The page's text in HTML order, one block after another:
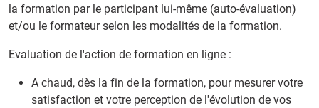
la formation par le participant lui-même (auto-évaluation)
et/ou le formateur selon les modalités de la formation.
Evaluation de l'action de formation en ligne :
A chaud, dès la fin de la formation, pour mesurer votre
satisfaction et votre perception de l'évolution de vos